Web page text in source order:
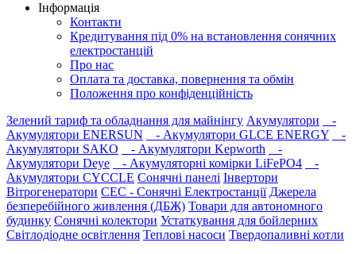
Інформація
Контакти
Кредитування під 0% на встановлення сонячних
електростанцій
Про нас
Оплата та доставка, повернення та обмін
Положення про конфіденційність
Зелений тариф та обладнання для майнінгу Акумулятори
-
Акумулятори ENERSUN
- Акумулятори GLCE ENERGY
-
Акумулятори SAKO
- Акумулятори Kepworth
-
Акумулятори Deye
- Акумуляторні комірки LiFePO4
-
Акумулятори CYCCLE Сонячні панелі Інвертори
Вітрогенератори СЕС - Сонячні Електростанції Джерела
безперебійного живлення (ДБЖ) Товари для автономного
будинку Сонячні колектори Устаткування для бойлерних
Світлодіодне освітлення Теплові насоси Твердопаливні котли